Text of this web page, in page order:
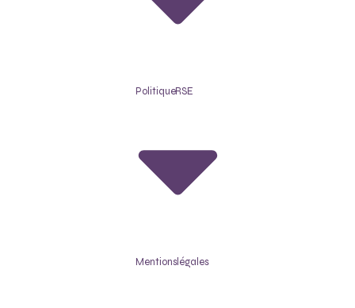
Politique RSE
Mentions légales